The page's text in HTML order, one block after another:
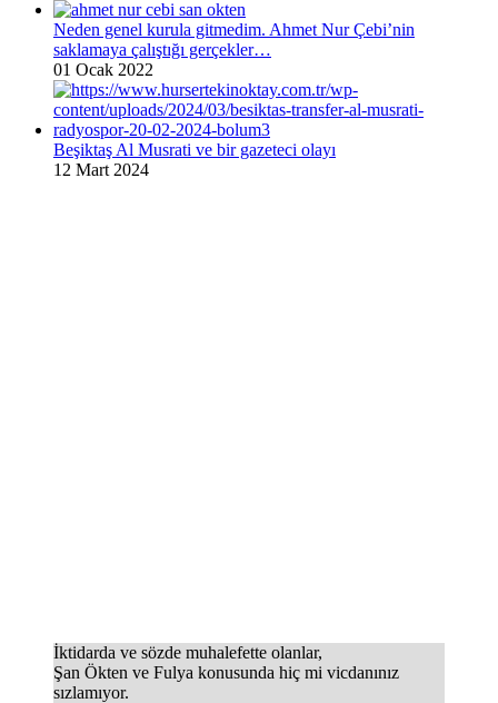
Neden genel kurula gitmedim. Ahmet Nur Çebi’nin
saklamaya çalıştığı gerçekler…
01 Ocak 2022
Beşiktaş Al Musrati ve bir gazeteci olayı
12 Mart 2024
İktidarda ve sözde muhalefette olanlar,
Şan Ökten ve Fulya konusunda hiç mi vicdanınız
sızlamıyor.